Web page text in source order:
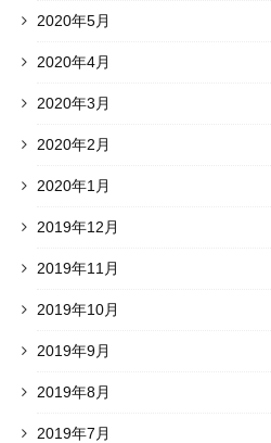
2020年5月
2020年4月
2020年3月
2020年2月
2020年1月
2019年12月
2019年11月
2019年10月
2019年9月
2019年8月
2019年7月